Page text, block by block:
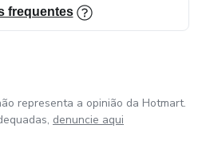
frequentes
representa a opinião da Hotmart.
denuncie aqui